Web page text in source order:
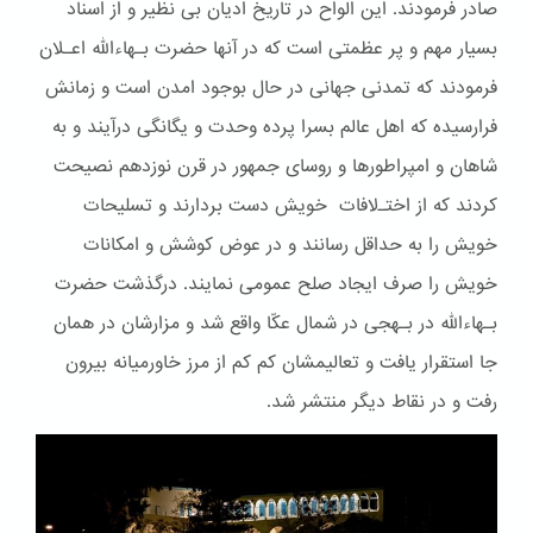
صادر فرمودند. این الواح در تاریخ ادیان بی نظیر و از اسناد
بسیار مهم و پر عظمتی است که در آنها حضرت بـهاءالله اعـلان
فرمودند که تمدنی جهانی در حال بوجود امدن است و زمانش
فرارسیده که اهل عالم بسرا پرده وحدت و یگانگی درآیند و به
شاهان و امپراطورها و روسای جمهور در قرن نوزدهم نصیحت
کردند که از اختـﻻفات خویش دست بردارند و تسلیحات
خویش را به حداقل رسانند و در عوض کوشش و امکانات
خویش را صرف ایجاد صلح عمومی نمایند. درگذشت حضرت
بـهاءالله در بـهجی در شمال عکّا واقع شد و مزارشان در همان
جا استقرار یافت و تعالیمشان کم کم از مرز خاورمیانه بیرون
رفت و در نقاط دیگر منتشر شد.